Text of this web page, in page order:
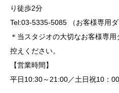
り徒歩2分
Tel:03-5335-5085 （お客様専用ダ
＊当スタジオの大切なお客様専
控えください。
【営業時間】
平日10:30～21:00／土日祝10：